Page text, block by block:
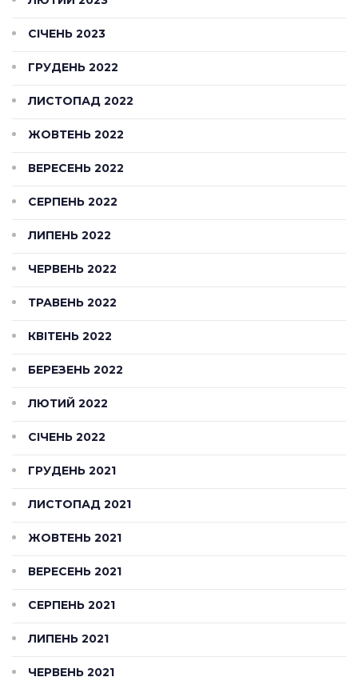
СІЧЕНЬ 2023
ГРУДЕНЬ 2022
ЛИСТОПАД 2022
ЖОВТЕНЬ 2022
ВЕРЕСЕНЬ 2022
СЕРПЕНЬ 2022
ЛИПЕНЬ 2022
ЧЕРВЕНЬ 2022
ТРАВЕНЬ 2022
КВІТЕНЬ 2022
БЕРЕЗЕНЬ 2022
ЛЮТИЙ 2022
СІЧЕНЬ 2022
ГРУДЕНЬ 2021
ЛИСТОПАД 2021
ЖОВТЕНЬ 2021
ВЕРЕСЕНЬ 2021
СЕРПЕНЬ 2021
ЛИПЕНЬ 2021
ЧЕРВЕНЬ 2021